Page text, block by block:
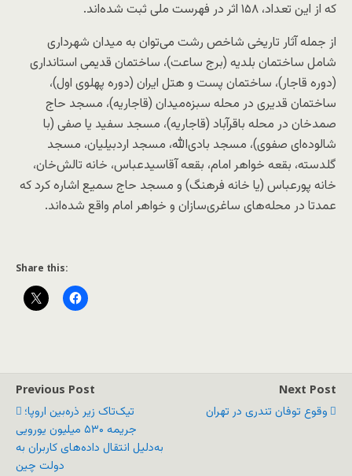
که از این تعداد، ۱۵۸ اثر در فهرست ملی ثبت شده‌اند.
از جمله آثار تاریخی شاخص رشت می‌توان به میدان شهرداری
شامل ساختمان بلدیه (برج ساعت)، ساختمان قدیمی استانداری
(دوره قاجار)، ساختمان پست و هتل ایران (دوره پهلوی اول)،
ساختمان قدیری در محله سبزه‌میدان (قاجاریه)، مسجد حاج
صمدخان در محله باقرآباد (قاجاریه)، مسجد سفید یا صفی (با
شالوده‌ای صفوی)، مسجد بادی‌الله، مسجد اردبیلیان، مسجد
گلدسته، بقعه خواهر امام، بقعه آقاسیدعباس، خانه تالش‌خان،
خانه پورعباس (یا خانه فرهنگ) و مسجد حاج سمیع اشاره کرد که
عمدتا در محله‌های ساغری‌سازان و خواهر امام واقع شده‌اند.
Share this:
Previous Post
تیک‌تاک زیر ذره‌بین اروپا؛
جریمه ۵۳۰ میلیون یورویی
به‌دلیل انتقال داده‌های کاربران به
دولت چین
Next Post
وقوع توفان تندری در تهران